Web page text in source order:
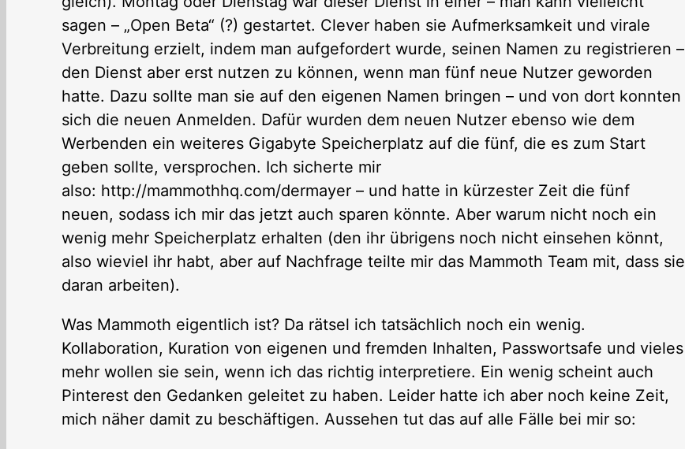
sagen – „Open Beta“ (?) gestartet. Clever haben sie Aufmerksamkeit und virale
Verbreitung erzielt, indem man aufgefordert wurde, seinen Namen zu registrieren –
den Dienst aber erst nutzen zu können, wenn man fünf neue Nutzer geworden
hatte. Dazu sollte man sie auf den eigenen Namen bringen – und von dort konnten
sich die neuen Anmelden. Dafür wurden dem neuen Nutzer ebenso wie dem
Werbenden ein weiteres Gigabyte Speicherplatz auf die fünf, die es zum Start
geben sollte, versprochen. Ich sicherte mir
also: http://mammothhq.com/dermayer – und hatte in kürzester Zeit die fünf
neuen, sodass ich mir das jetzt auch sparen könnte. Aber warum nicht noch ein
wenig mehr Speicherplatz erhalten (den ihr übrigens noch nicht einsehen könnt,
also wieviel ihr habt, aber auf Nachfrage teilte mir das Mammoth Team mit, dass sie
daran arbeiten).
Was Mammoth eigentlich ist? Da rätsel ich tatsächlich noch ein wenig.
Kollaboration, Kuration von eigenen und fremden Inhalten, Passwortsafe und vieles
mehr wollen sie sein, wenn ich das richtig interpretiere. Ein wenig scheint auch
Pinterest den Gedanken geleitet zu haben. Leider hatte ich aber noch keine Zeit,
mich näher damit zu beschäftigen. Aussehen tut das auf alle Fälle bei mir so: